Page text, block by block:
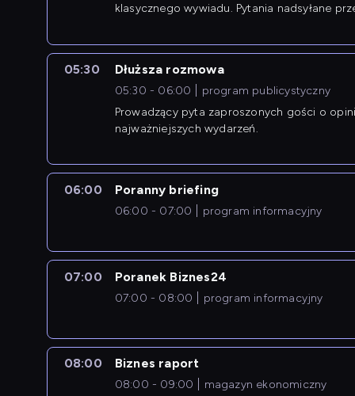
klasycznego wywiadu. Pytania nadsyłane
05:30 Dłuższa rozmowa
05:30 - 06:00
program publicystyczny
Prowadzący pyta zaproszonych gości o
najważniejszych wydarzeń.
06:00 Poranny briefing
06:00 - 07:00 program informacyjny
07:00 Poranek Biznes24
07:00 - 08:00 program informacyjny
08:00 Biznes raport
08:00 - 09:00 magazyn ekonomiczny